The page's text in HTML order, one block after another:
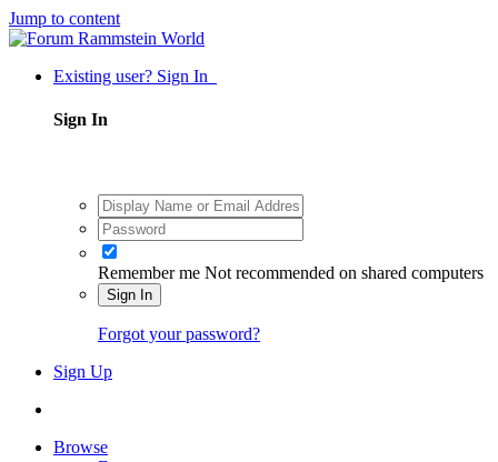
Jump to content
Existing user? Sign In
Sign In
Remember me Not recommended on shared computers
Sign In
Forgot your password?
Sign Up
Browse